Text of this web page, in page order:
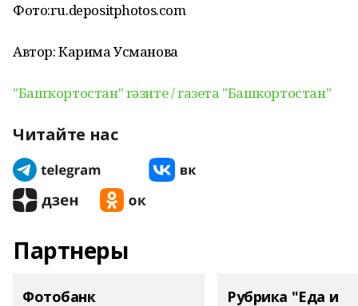
Фото:ru.depositphotos.com
Автор: Карима Усманова
"Башҡортостан" гәзите / газета "Башкортостан"
Читайте нас
Партнеры
Фотобанк Рубрика "Еда и